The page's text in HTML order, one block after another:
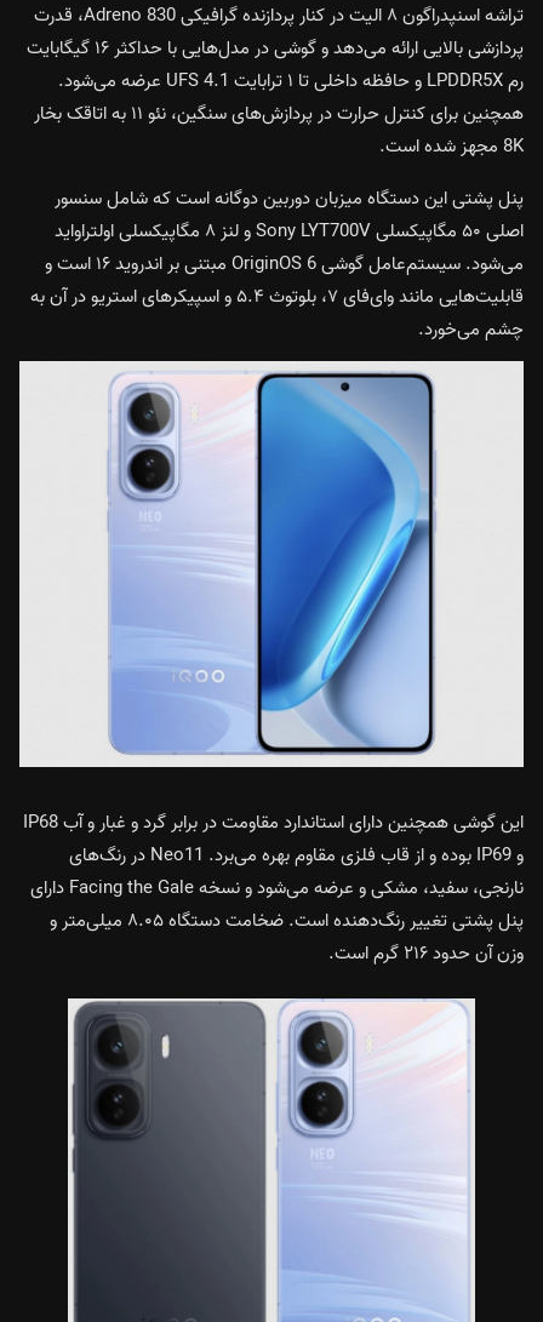
تراشه اسنپدراگون ۸ الیت در کنار پردازنده گرافیکی Adreno 830، قدرت
پردازشی بالایی ارائه می‌دهد و گوشی در مدل‌هایی با حداکثر ۱۶ گیگابایت
رم LPDDR5X و حافظه داخلی تا ۱ ترابایت UFS 4.1 عرضه می‌شود.
همچنین برای کنترل حرارت در پردازش‌های سنگین، نئو ۱۱ به اتاقک بخار
8K مجهز شده است.
پنل پشتی این دستگاه میزبان دوربین دوگانه است که شامل سنسور
اصلی ۵۰ مگاپیکسلی Sony LYT700V و لنز ۸ مگاپیکسلی اولتراواید
می‌شود. سیستم‌عامل گوشی OriginOS 6 مبتنی بر اندروید ۱۶ است و
قابلیت‌هایی مانند وای‌فای ۷، بلوتوث ۵.۴ و اسپیکرهای استریو در آن به
چشم می‌خورد.
این گوشی همچنین دارای استاندارد مقاومت در برابر گرد و غبار و آب IP68
و IP69 بوده و از قاب فلزی مقاوم بهره می‌برد. Neo11 در رنگ‌های
نارنجی، سفید، مشکی و عرضه می‌شود و نسخه Facing the Gale دارای
پنل پشتی تغییر رنگ‌دهنده است. ضخامت دستگاه ۸.۰۵ میلی‌متر و
وزن آن حدود ۲۱۶ گرم است.